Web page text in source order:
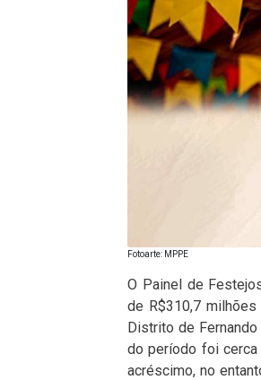
Fotoarte: MPPE
O Painel de
de R$310,7
Distrito de
do período foi cerca
acréscimo, no